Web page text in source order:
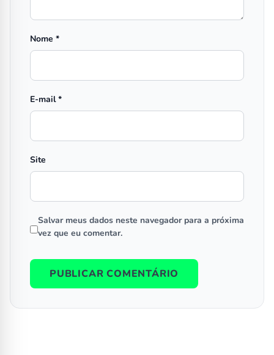
Nome *
E-mail*
Site
Salvar meus dados neste navegador para a próxima
vez que eu comentar.